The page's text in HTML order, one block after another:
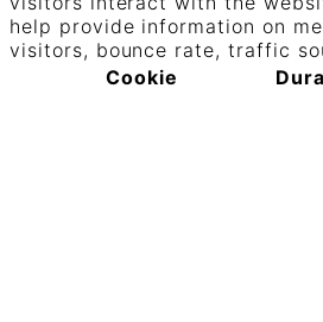
help provide information on
visitors, bounce rate, traffic
Cookie